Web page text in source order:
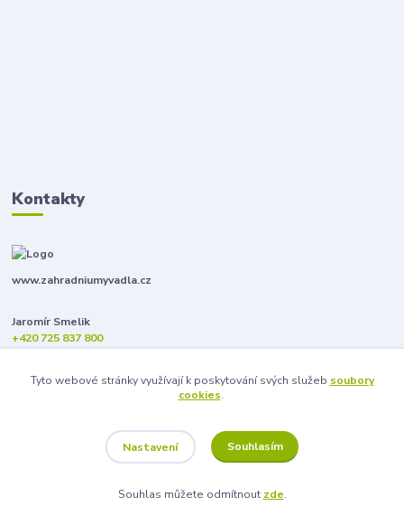
Kontakty
www.zahradniumyvadla.cz
Jaromír Smelik
+420 725 837 800
info@zahradniumyvadla.cz
Vytvořeno na Eshop-rychle.cz
Tyto webové stránky využívají k poskytování svých služeb soubory
cookies.
Nastavení Souhlasím
Souhlas můžete odmítnout zde.